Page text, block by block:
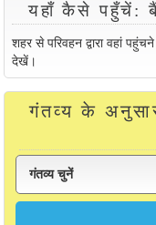
यहाँ कैसे पहुँचें:
शहर से परिवहन द्वारा वहां
देखें।
गंतव्य के